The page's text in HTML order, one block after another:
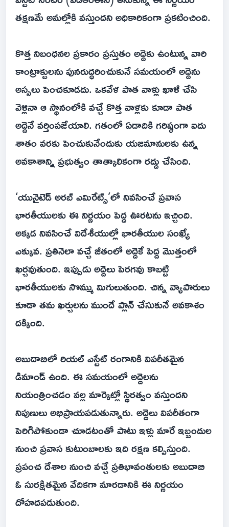
తక్షణమే అమల్లోకి వస్తుందని అధికారికంగా ప్రకటించింది.
కొత్త నిబంధనల ప్రకారం ప్రస్తుతం అద్దెకు ఉంటున్న వారి
కాంట్రాక్టులను పునరుద్ధరించుకునే సమయంలో అద్దెను
అస్సలు పెంచకూడదు. ఒకవేళ పాత వాళ్లు ఖాళీ చేసి
వెళ్లినా ఆ స్థానంలోకి వచ్చే కొత్త వాళ్లకు కూడా పాత
అద్దెనే వర్తింపజేయాలి. గతంలో ఏడాదికి గరిష్ఠంగా ఐదు
శాతం వరకు పెంచుకునేందుకు యజమానులకు ఉన్న
అవకాశాన్ని ప్రభుత్వం తాత్కాలికంగా రద్దు చేసింది.
‘యునైటెడ్ అరబ్ ఎమిరేట్స్’లో నివసించే ప్రవాస
భారతీయులకు ఈ నిర్ణయం పెద్ద ఊరటను ఇచ్చింది.
అక్కడ నివసించే విదేశీయుల్లో భారతీయుల సంఖ్యే
ఎక్కువ. ప్రతినెలా వచ్చే జీతంలో అద్దెకే పెద్ద మొత్తంలో
ఖర్చవుతుంది. ఇప్పుడు అద్దెలు పెరగవు కాబట్టి
భారతీయులకు సొమ్ము మిగులుతుంది. చిన్న వ్యాపారులు
కూడా తమ ఖర్చులను ముందే ప్లాన్ చేసుకునే అవకాశం
దక్కింది.
అబుదాబిలో రియల్ ఎస్టేట్ రంగానికి విపరీతమైన
డిమాండ్ ఉంది. ఈ సమయంలో అద్దెలను
నియంత్రించడం వల్ల మార్కెట్లో స్థిరత్వం వస్తుందని
నిపుణులు అభిప్రాయపడుతున్నారు. అద్దెలు విపరీతంగా
పెరిగిపోకుండా చూడటంతో పాటు ఇళ్లు మారే ఇబ్బందుల
నుంచి ప్రవాస కుటుంబాలకు ఇది రక్షణ కల్పిస్తుంది.
ప్రపంచ దేశాల నుంచి వచ్చే ప్రతిభావంతులకు అబుదాబి
ఓ సురక్షితమైన వేదికగా మారడానికి ఈ నిర్ణయం
దోహదపడుతుంది.